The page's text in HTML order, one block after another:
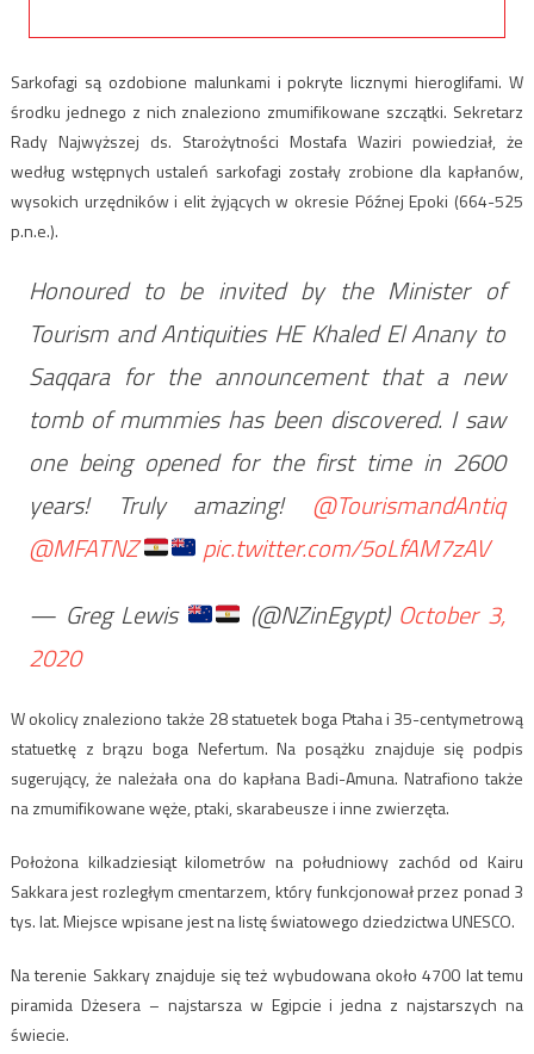
Sarkofagi są ozdobione malunkami i pokryte licznymi hieroglifami. W
środku jednego z nich znaleziono zmumifikowane szczątki. Sekretarz
Rady Najwyższej ds. Starożytności Mostafa Waziri powiedział, że
według wstępnych ustaleń sarkofagi zostały zrobione dla kapłanów,
wysokich urzędników i elit żyjących w okresie Późnej Epoki (664-525
p.n.e.).
Honoured to be invited by the Minister of
Tourism and Antiquities HE Khaled El Anany to
Saqqara for the announcement that a new
tomb of mummies has been discovered. I saw
one being opened for the first time in 2600
years! Truly amazing! @TourismandAntiq
@MFATNZ
pic.twitter.com/5oLfAM7zAV
— Greg Lewis
(@NZinEgypt) October 3,
2020
W okolicy znaleziono także 28 statuetek boga Ptaha i 35-centymetrową
statuetkę z brązu boga Nefertum. Na posążku znajduje się podpis
sugerujący, że należała ona do kapłana Badi-Amuna. Natrafiono także
na zmumifikowane węże, ptaki, skarabeusze i inne zwierzęta.
Położona kilkadziesiąt kilometrów na południowy zachód od Kairu
Sakkara jest rozległym cmentarzem, który funkcjonował przez ponad 3
tys. lat. Miejsce wpisane jest na listę światowego dziedzictwa UNESCO.
Na terenie Sakkary znajduje się też wybudowana około 4700 lat temu
piramida Dżesera – najstarsza w Egipcie i jedna z najstarszych na
świecie.